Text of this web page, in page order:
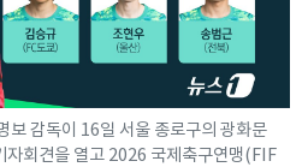
보 감독이 16일 서울 종로구의 광화문
자회견을 열고 2026 국제축구연맹(FIF